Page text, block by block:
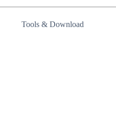
Tools & Download